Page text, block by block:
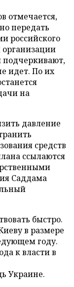
отмечается,
передать
российского
подчеркивают,
идет. По их
на
давление
средств
ссылаются
Саддама
быстро.
в размере
году.
к власти в
Украине.